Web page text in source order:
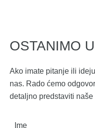
OSTANIMO
Ako imate pitanje ili
nas. Rado ćemo
detaljno predstaviti naše
Ime